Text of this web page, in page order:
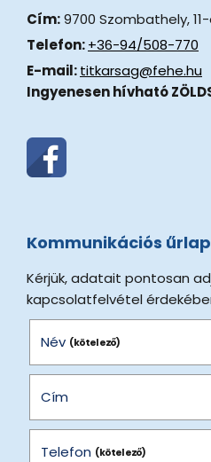
Cím:9700 Szombathely, 11-
Telefon:+36-94/508-770
E-mail:titkarsag@fehe.hu
Ingyenesen hívható
Kommunikációs űrlap
Kérjük, adatait pontosan
kapcsolatfelvétel
Név (kötelező)
Cím
Telefon (kötelező)